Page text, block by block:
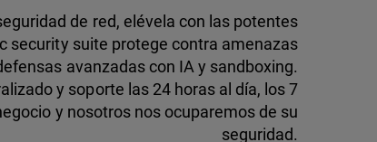
de red, elévela con las potentes
security suite protege contra amenazas
avanzadas con IA y sandboxing.
y soporte las 24 horas al día, los 7
y nosotros nos ocuparemos de su
seguridad.